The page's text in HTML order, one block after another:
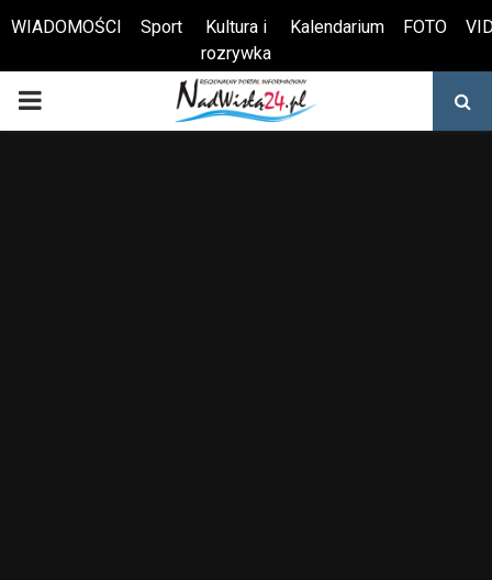
Otwórz pasek narzędzi
WIADOMOŚCI Sport
Kultura i
rozrywka
Kalendarium FOTO
PRIMARY